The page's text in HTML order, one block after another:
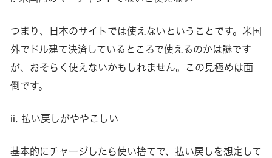
つまり、日本のサイトでは使えないということです。米国
外でドル建て決済しているところで使えるのかは謎です
が、おそらく使えないかもしれません。この見極めは面
倒です。
ii. 払い戻しがややこしい
基本的にチャージしたら使い捨てで、払い戻しを想定して